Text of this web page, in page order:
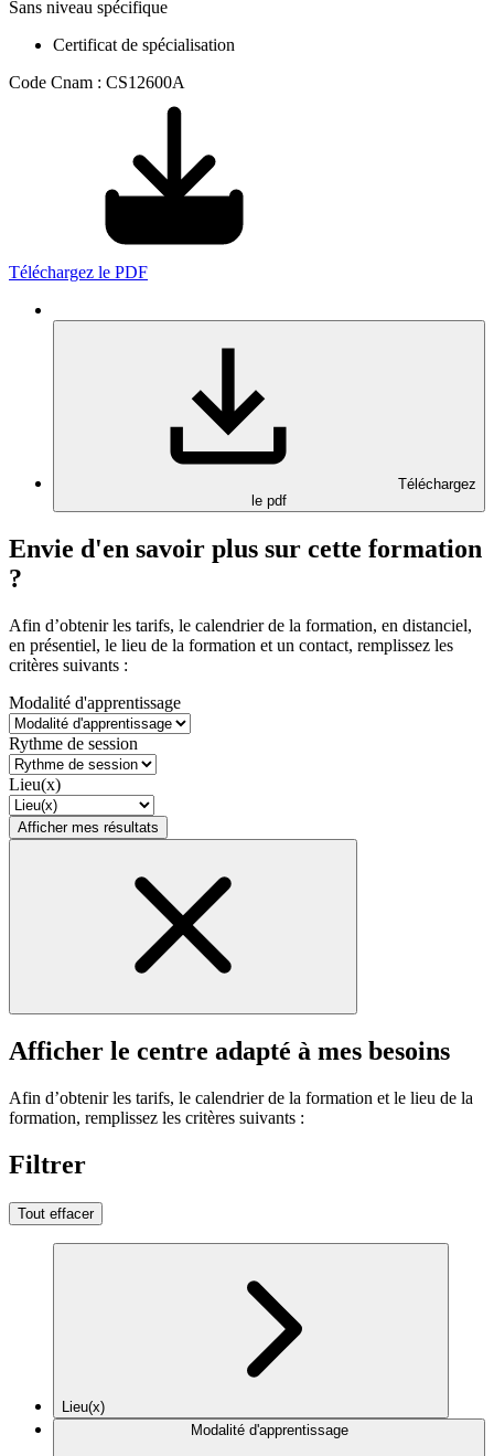
Sans niveau spécifique
Certificat de spécialisation
Code Cnam : CS12600A
Téléchargez le PDF
Téléchargez
le pdf
Envie d'en savoir plus sur cette formation
?
Afin d’obtenir les tarifs, le calendrier de la formation, en distanciel,
en présentiel, le lieu de la formation et un contact, remplissez les
critères suivants :
Modalité d'apprentissage
Rythme de session
Lieu(x)
Afficher mes résultats
Afficher le centre adapté à mes besoins
Afin d’obtenir les tarifs, le calendrier de la formation et le lieu de la
formation, remplissez les critères suivants :
Filtrer
Tout effacer
Lieu(x)
Modalité d'apprentissage